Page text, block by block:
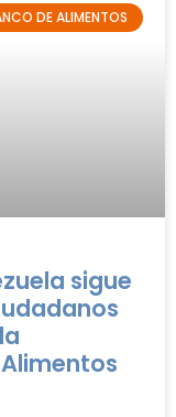
DE ALIMENTOS
sigue